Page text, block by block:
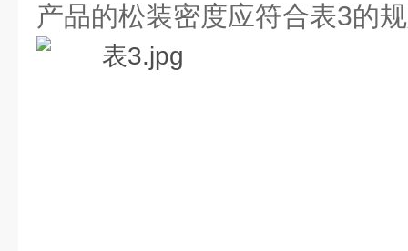
产品的松装密度应符合表3的